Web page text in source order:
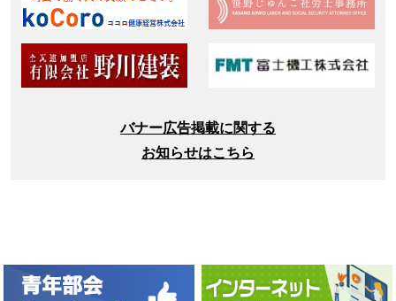
バナー広告掲載に関する
お知らせはこちら